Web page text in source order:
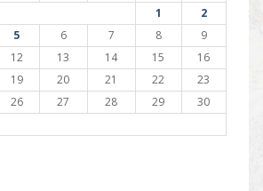
1
2
5 6 7 8
9
12 13 14 15
16
19 20 21 22
23
26 27 28 29
30